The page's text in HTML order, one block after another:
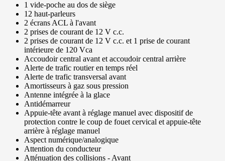
1 vide-poche au dos de siège
12 haut-parleurs
2 écrans ACL à l'avant
2 prises de courant de 12 V c.c.
2 prises de courant de 12 V c.c. et 1 prise de courant
intérieure de 120 Vca
Accoudoir central avant et accoudoir central arrière
Alerte de trafic routier en temps réel
Alerte de trafic transversal avant
Amortisseurs à gaz sous pression
Antenne intégrée à la glace
Antidémarreur
Appuie-tête avant à réglage manuel avec dispositif de
protection contre le coup de fouet cervical et appuie-tête
arrière à réglage manuel
Aspect numérique/analogique
Attention du conducteur
Atténuation des collisions - Avant